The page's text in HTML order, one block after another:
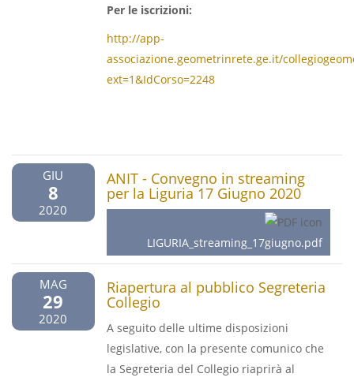
Per le iscrizioni:
http://app-
associazione.geometrinrete.ge.it/
ext=1&IdCorso=2248
GIU
8
2020
ANIT - Convegno in streaming
per la Liguria 17 Giugno 2020
LIGURIA_streaming_17giugno.pdf
MAG
29
2020
Riapertura al pubblico Segreteria
Collegio
A seguito delle ultime disposizioni
legislative, con la presente comunico che
la Segreteria del Collegio riaprirà al